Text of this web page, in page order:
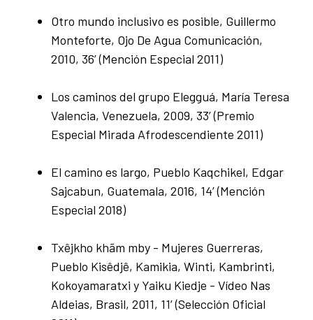
Otro mundo inclusivo es posible, Guillermo
Monteforte, Ojo De Agua Comunicación,
2010, 36’ (Mención Especial 2011)
Los caminos del grupo Elegguá, María Teresa
Valencia, Venezuela, 2009, 33’ (Premio
Especial Mirada Afrodescendiente 2011)
El camino es largo, Pueblo Kaqchikel, Edgar
Sajcabun, Guatemala, 2016, 14’ (Mención
Especial 2018)
Txêjkho khãm mby - Mujeres Guerreras,
Pueblo Kisêdjê, Kamikia, Winti, Kambrinti,
Kokoyamaratxi y Yaiku Kiedje - Vídeo Nas
Aldeias, Brasil, 2011, 11’ (Selección Oficial